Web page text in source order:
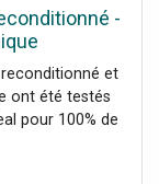
-
et
ont été testés
pour 100% de